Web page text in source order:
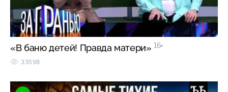
«В баню детей! Правда матери» 16+
33598